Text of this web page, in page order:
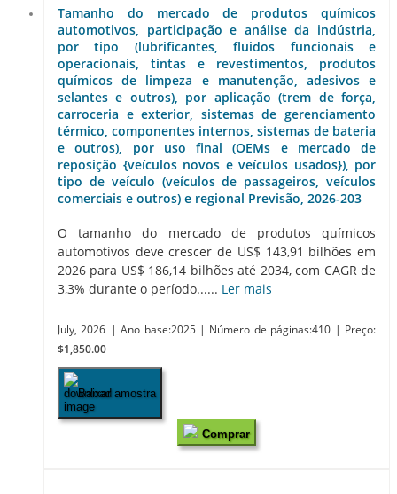
Tamanho do mercado de produtos químicos
automotivos, participação e análise da indústria,
por tipo (lubrificantes, fluidos funcionais e
operacionais, tintas e revestimentos, produtos
químicos de limpeza e manutenção, adesivos e
selantes e outros), por aplicação (trem de força,
carroceria e exterior, sistemas de gerenciamento
térmico, componentes internos, sistemas de bateria
e outros), por uso final (OEMs e mercado de
reposição {veículos novos e veículos usados}), por
tipo de veículo (veículos de passageiros, veículos
comerciais e outros) e regional Previsão, 2026-203
O tamanho do mercado de produtos químicos
automotivos deve crescer de US$ 143,91 bilhões em
2026 para US$ 186,14 bilhões até 2034, com CAGR de
3,3% durante o período...... Ler mais
July, 2026 | Ano base:2025 | Número de páginas:410 | Preço:
$1,850.00
Baixar amostra
Comprar